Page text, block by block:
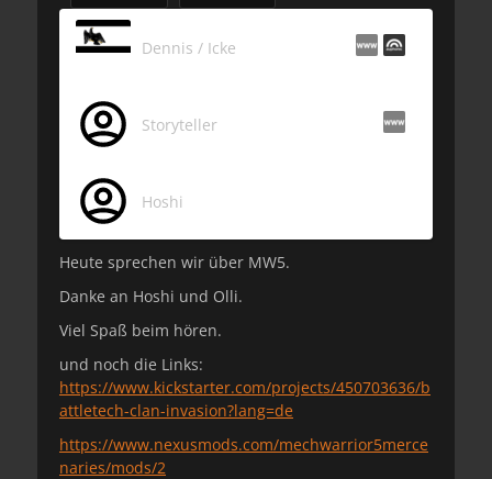
Dennis / Icke
Storyteller
Hoshi
Heute sprechen wir über MW5.
Danke an Hoshi und Olli.
Viel Spaß beim hören.
und noch die Links:
https://www.kickstarter.com/projects/450703636/b
attletech-clan-invasion?lang=de
https://www.nexusmods.com/mechwarrior5merce
naries/mods/2